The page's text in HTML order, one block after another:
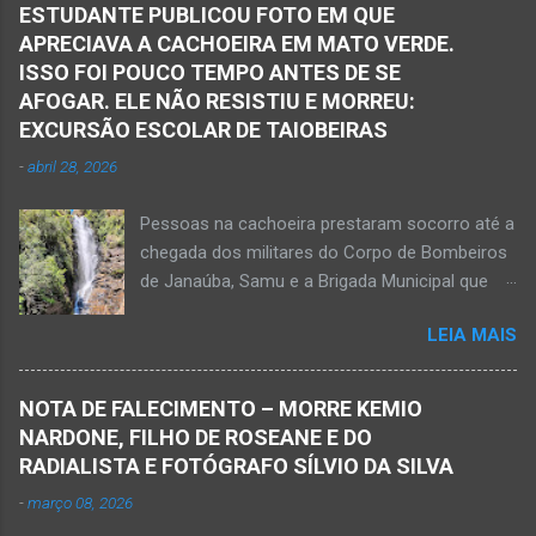
Pelotão do Corpo de Bombeiros Militar de
Janaúba seguiram para o local. Uma mulher
morreu e a outra vítima ficou gravemente
ferida e foi levada pelos socorristas do Samu
para o hospital na cidade de Monte Azul. Essa
do Suporte Aéreo Avançado de Vida (SAAV)
para unidade hospi...
ESTUDANTE PUBLICOU FOTO EM QUE
APRECIAVA A CACHOEIRA EM MATO VERDE.
ISSO FOI POUCO TEMPO ANTES DE SE
AFOGAR. ELE NÃO RESISTIU E MORREU:
EXCURSÃO ESCOLAR DE TAIOBEIRAS
-abril 28, 2026
Pessoas na cachoeira prestaram socorro até a
chegada dos militares do Corpo de Bombeiros
de Janaúba, Samu e a Brigada Municipal que
resistiu e foi a óbito Foto álbum pessoal Kauan
Pereira Alves publicou em sua rede social a
foto em que apreciava a Cachoeira Maria Rosa,
em Mato Verde, pouco tempo antes de se
afogar e depois vir a óbito nesta terça-feira, dia
LEIA MAIS
NOTA DE FALECIMENTO – MORRE KEMIO
NARDONE, FILHO DE ROSEANE E DO
RADIALISTA E FOTÓGRAFO SÍLVIO DA SILVA
-março 08, 2026